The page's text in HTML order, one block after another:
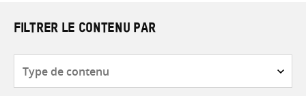
FILTRER LE CONTENU PAR